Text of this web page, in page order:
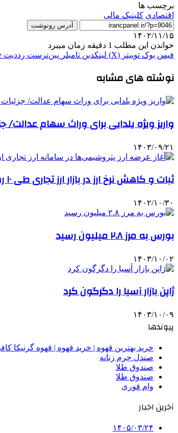
برچسب ها
اقتصادی کلینیک مالی
آدرس رونوشت
۱۴۰۲/۱۱/۱۵
خواندن این مطلب 1 دقیقه زمان میبرد
فیس بوک توییتر (X) لینکدین ‫تامبلر ‫پین‌ترست ‫رددیت
نوشته های مشابه
واریز ویژه یلدایی برای وراث سهام
۱۴۰۳/۰۹/۲۱
ثبات و کاهش نرخ ارز در بازار ارز تجاری طی ۱۰ روز اخیر
۱۴۰۲/۱۰/۳۰
بورس به مرز ۲.۸ میلیون رسید
۱۴۰۳/۱۰/۰۲
ژاپن بازار آسیا را دگرگون کرد
۱۴۰۳/۱۰/۰۹
پیوندها
خرید بهترین قهوه | خرید قهوه | قهوه گرنیکا
صندل چرم زنانه
صندوق طلا
صندوق طلا
وام فوری
آخرین اخبار
۱۴۰۵/۰۳/۲۴